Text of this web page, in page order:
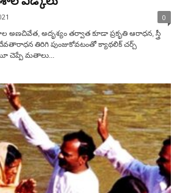
0
అదృశ్యం తర్వాత కూడా ప్రకృతి ఆరాధన, స్త్రీ
తిరిగి పుంజుకోవటంతో క్యాథలిక్‌ చర్చ్‌
చెప్పే మతాలు...